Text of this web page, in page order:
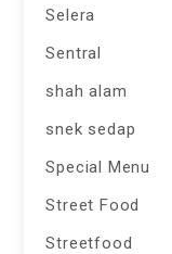
Selera
Sentral
shah alam
snek sedap
Special Menu
Street Food
Streetfood